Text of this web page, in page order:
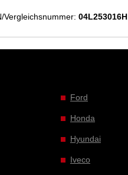
Vergleichsnummer: 04L253016H
Ford
Honda
Hyundai
Iveco